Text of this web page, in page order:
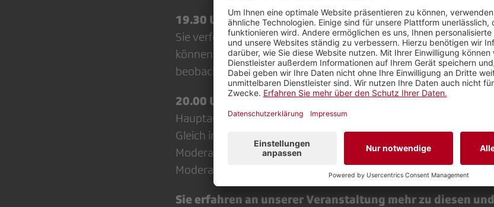
19.30 Uhr: Tagesschau Hauptausgabe auf SRF1
Sie verfolgen die Hauptausgabe der Tagesschau bequem bei
können Sie anhand der neuen Informationen auch gezielt
beobachten und analysieren.
20.00 Uhr: 2. Teil mit Cornelia Boesch (Redaktorin &
Hauptausgabe SRF)
Gleich im Anschluss an die Sendung (und nach Meteo) berichtet
Moderatorin der Hauptausgabe vom 11. Dezember 2023, aus
Moderationsperson der SRF Tagesschau.
Sie erfahren an unserer Veranstaltung mehr zu diesen